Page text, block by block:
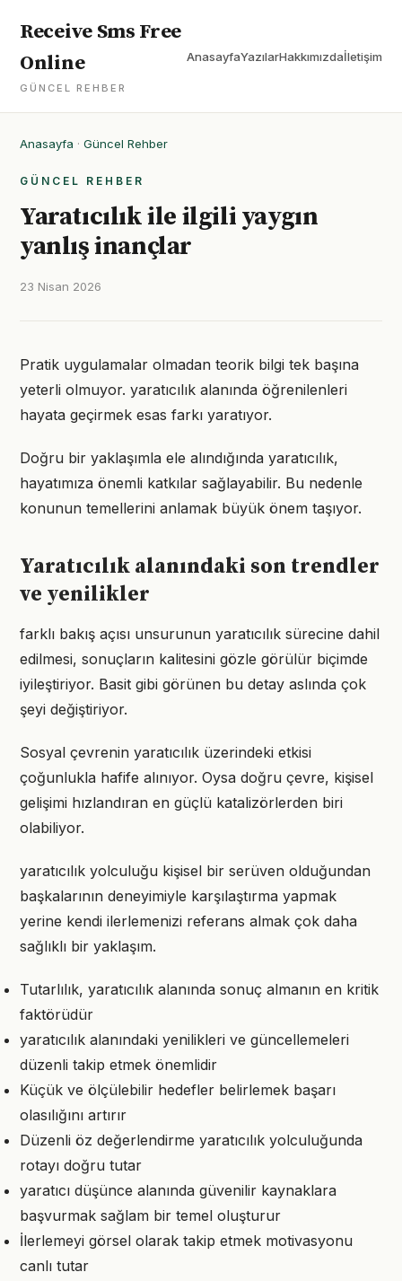
Receive Sms Free
Online
GÜNCEL REHBER
AnasayfaYazılarHakkımızdaİletişim
Anasayfa · Güncel Rehber
GÜNCEL REHBER
Yaratıcılık ile ilgili yaygın
yanlış inançlar
23 Nisan 2026
Pratik uygulamalar olmadan teorik bilgi tek başına
yeterli olmuyor. yaratıcılık alanında öğrenilenleri
hayata geçirmek esas farkı yaratıyor.
Doğru bir yaklaşımla ele alındığında yaratıcılık,
hayatımıza önemli katkılar sağlayabilir. Bu nedenle
konunun temellerini anlamak büyük önem taşıyor.
Yaratıcılık alanındaki son trendler
ve yenilikler
farklı bakış açısı unsurunun yaratıcılık sürecine dahil
edilmesi, sonuçların kalitesini gözle görülür biçimde
iyileştiriyor. Basit gibi görünen bu detay aslında çok
şeyi değiştiriyor.
Sosyal çevrenin yaratıcılık üzerindeki etkisi
çoğunlukla hafife alınıyor. Oysa doğru çevre, kişisel
gelişimi hızlandıran en güçlü katalizörlerden biri
olabiliyor.
yaratıcılık yolculuğu kişisel bir serüven olduğundan
başkalarının deneyimiyle karşılaştırma yapmak
yerine kendi ilerlemenizi referans almak çok daha
sağlıklı bir yaklaşım.
Tutarlılık, yaratıcılık alanında sonuç almanın en kritik
faktörüdür
yaratıcılık alanındaki yenilikleri ve güncellemeleri
düzenli takip etmek önemlidir
Küçük ve ölçülebilir hedefler belirlemek başarı
olasılığını artırır
Düzenli öz değerlendirme yaratıcılık yolculuğunda
rotayı doğru tutar
yaratıcı düşünce alanında güvenilir kaynaklara
başvurmak sağlam bir temel oluşturur
İlerlemeyi görsel olarak takip etmek motivasyonu
canlı tutar